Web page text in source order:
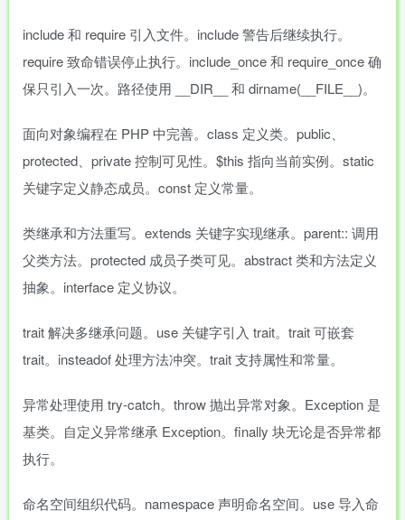
include 和 require 引入文件。include 警告后继续执行。
require 致命错误停止执行。include_once 和 require_once 确
保只引入一次。路径使用 __DIR__ 和 dirname(__FILE__)。
面向对象编程在 PHP 中完善。class 定义类。public、
protected、private 控制可见性。$this 指向当前实例。static
关键字定义静态成员。const 定义常量。
类继承和方法重写。extends 关键字实现继承。parent:: 调用
父类方法。protected 成员子类可见。abstract 类和方法定义
抽象。interface 定义协议。
trait 解决多继承问题。use 关键字引入 trait。trait 可嵌套
trait。insteadof 处理方法冲突。trait 支持属性和常量。
异常处理使用 try-catch。throw 抛出异常对象。Exception 是
基类。自定义异常继承 Exception。finally 块无论是否异常都
执行。
命名空间组织代码。namespace 声明命名空间。use 导入命